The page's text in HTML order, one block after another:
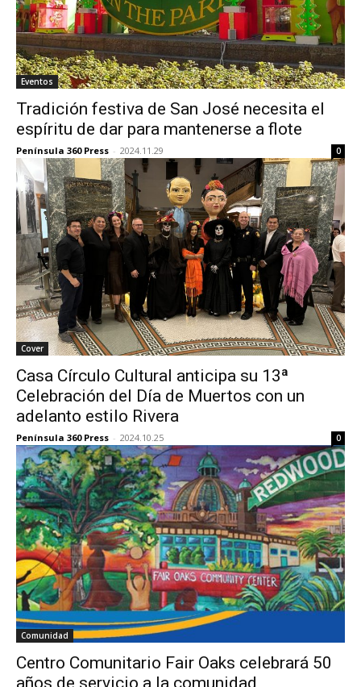
Eventos
Tradición festiva de San José necesita el
espíritu de dar para mantenerse a flote
Península 360 Press - 2024.11.29 0
Cover
Casa Círculo Cultural anticipa su 13ª
Celebración del Día de Muertos con un
adelanto estilo Rivera
Península 360 Press - 2024.10.25 0
Comunidad
Centro Comunitario Fair Oaks celebrará 50
años de servicio a la comunidad